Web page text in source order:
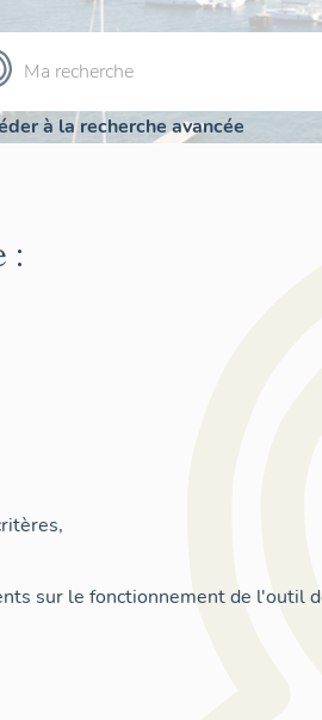
à la recherche avancée
:
sur le fonctionnement de l'outil